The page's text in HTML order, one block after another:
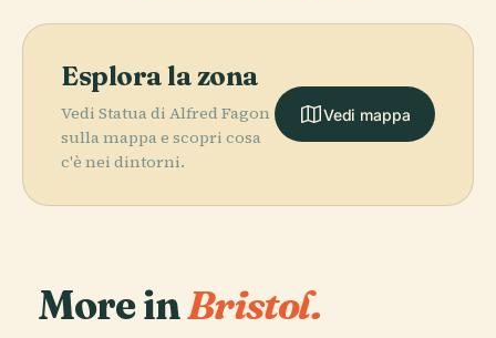
Esplora la zona
Vedi Statua di Alfred Fagon
sulla mappa e scopri cosa
c'è nei dintorni.
Vedi mappa
More inBristol.